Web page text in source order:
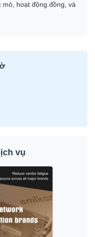
mỏ, hoạt động đồng, và
vụ